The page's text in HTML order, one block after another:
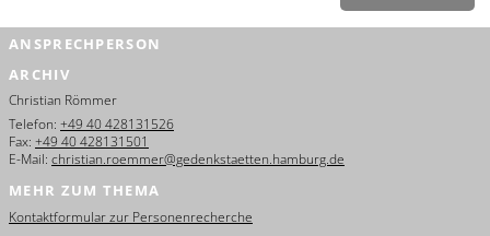
Français
Dansk
ANSPRECHPERSON
ARCHIV
Christian Römmer
Telefon: +49 40 428131526
Fax: +49 40 428131501
E-Mail: christian.roemmer@gedenkstaetten.hamburg.de
MEHR ZUM THEMA
Kontaktformular zur Personenrecherche